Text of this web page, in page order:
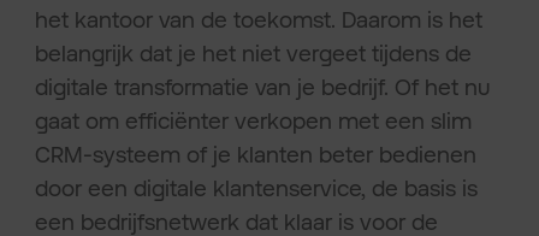
het kantoor van de toekomst. Daarom is het
belangrijk dat je het niet vergeet tijdens de
digitale transformatie van je bedrijf. Of het nu
gaat om efficiënter verkopen met een slim
CRM-systeem of je klanten beter bedienen
door een digitale klantenservice, de basis is
een bedrijfsnetwerk dat klaar is voor de